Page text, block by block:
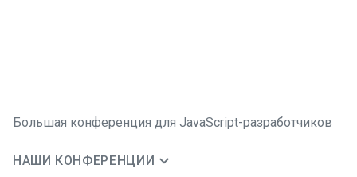
Большая конференция для JavaScript-разработчиков
НАШИ КОНФЕРЕНЦИИ